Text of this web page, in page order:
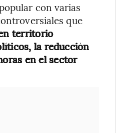
con varias
que
territorio
la reducción
en el sector